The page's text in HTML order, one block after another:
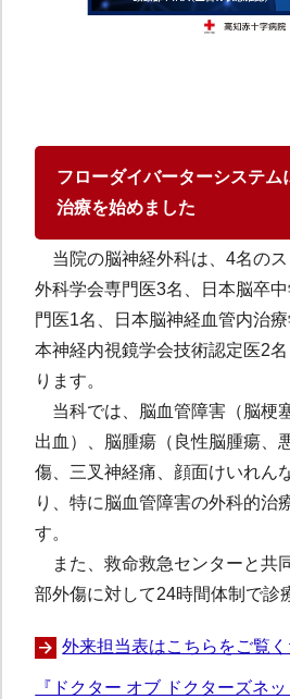
フローダイバーターシステム
治療を始めました
当院の脳神経外科は、4名の
外科学会専門医3名、日本脳卒
門医1名、日本脳神経血管内治
本神経内視鏡学会技術認定医2
ります。
当科では、脳血管障害（脳梗
出血）、脳腫瘍（良性脳腫瘍、
傷、三叉神経痛、顔面けいれん
り、特に脳血管障害の外科的治
す。
また、救命救急センターと共
部外傷に対して24時間体制で診
外来担当表はこちらをご覧く
『ドクター オブ ドクターズネ